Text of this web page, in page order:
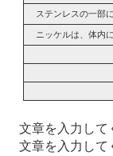
ステンレスの一部
ニッケルは、体内
文章を入力して
文章を入力して